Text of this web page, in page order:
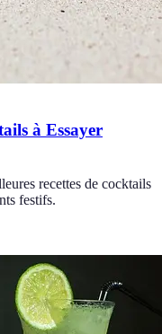
à Essayer
recettes de cocktails
festifs.